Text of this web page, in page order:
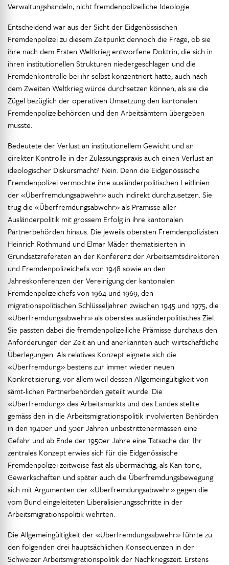
Verwaltungshandeln, nicht fremdenpolizeiliche Ideologie.
Entscheidend war aus der Sicht der Eidgenössischen
Fremdenpolizei zu diesem Zeitpunkt dennoch die Frage, ob sie
ihre nach dem Ersten Weltkrieg entworfene Doktrin, die sich in
ihren institutionellen Strukturen niedergeschlagen und die
Fremdenkontrolle bei ihr selbst konzentriert hatte, auch nach
dem Zweiten Weltkrieg würde durchsetzen können, als sie die
Zügel bezüglich der operativen Umsetzung den kantonalen
Fremdenpolizeibehörden und den Arbeitsämtern übergeben
musste.
Bedeutete der Verlust an institutionellem Gewicht und an
direkter Kontrolle in der Zulassungspraxis auch einen Verlust an
ideologischer Diskursmacht? Nein. Denn die Eidgenössische
Fremdenpolizei vermochte ihre ausländerpolitischen Leitlinien
der «Überfremdungsabwehr» auch indirekt durchzusetzen. Sie
trug die «Überfremdungsabwehr» als Prämisse aller
Ausländerpolitik mit grossem Erfolg in ihre kantonalen
Partnerbehörden hinaus. Die jeweils obersten Fremdenpolizisten
Heinrich Rothmund und Elmar Mäder thematisierten in
Grundsatzreferaten an der Konferenz der Arbeitsamtsdirektoren
und Fremdenpolizeichefs von 1948 sowie an den
Jahreskonferenzen der Vereinigung der kantonalen
Fremdenpolizeichefs von 1964 und 1969, den
migrationspolitischen Schlüsseljahren zwischen 1945 und 1975, die
«Überfremdungsabwehr» als oberstes ausländerpolitisches Ziel.
Sie passten dabei die fremdenpolizeiliche Prämisse durchaus den
Anforderungen der Zeit an und anerkannten auch wirtschaftliche
Überlegungen. Als relatives Konzept eignete sich die
«Überfremdung» bestens zur immer wieder neuen
Konkretisierung, vor allem weil dessen Allgemeingültigkeit von
sämt-lichen Partnerbehörden geteilt wurde. Die
«Überfremdung» des Arbeitsmarkts und des Landes stellte
gemäss den in die Arbeitsmigrationspolitik involvierten Behörden
in den 1940er und 50er Jahren unbestrittenermassen eine
Gefahr und ab Ende der 1950er Jahre eine Tatsache dar. Ihr
zentrales Konzept erwies sich für die Eidgenössische
Fremdenpolizei zeitweise fast als übermächtig, als Kan-tone,
Gewerkschaften und später auch die Überfremdungsbewegung
sich mit Argumenten der «Überfremdungsabwehr» gegen die
vom Bund eingeleiteten Liberalisierungsschritte in der
Arbeitsmigrationspolitik wehrten.
Die Allgemeingültigkeit der «Überfremdungsabwehr» führte zu
den folgenden drei hauptsächlichen Konsequenzen in der
Schweizer Arbeitsmigrationspolitik der Nachkriegszeit. Erstens